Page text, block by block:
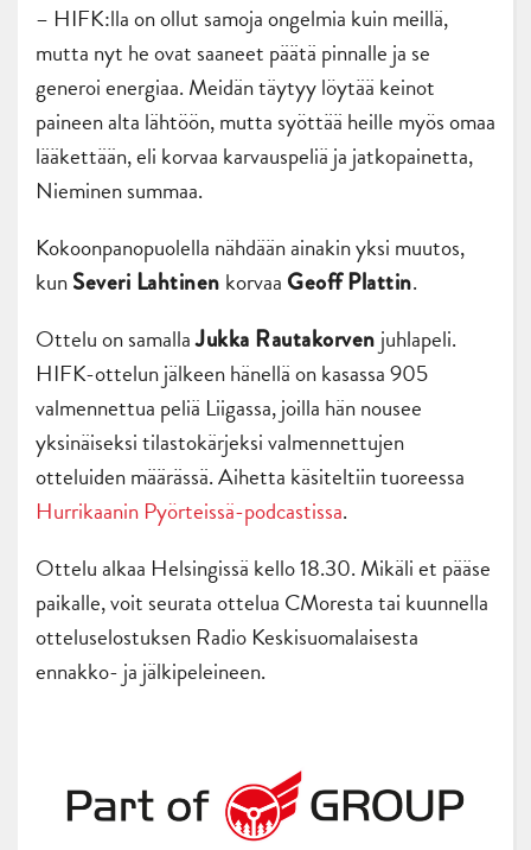
– HIFK:lla on ollut samoja ongelmia kuin meillä,
mutta nyt he ovat saaneet päätä pinnalle ja se
generoi energiaa. Meidän täytyy löytää keinot
paineen alta lähtöön, mutta syöttää heille myös omaa
lääkettään, eli korvaa karvauspeliä ja jatkopainetta,
Nieminen summaa.
Kokoonpanopuolella nähdään ainakin yksi muutos,
kunSeveri Lahtinen korvaaGeoff Plattin.
Ottelu on samallaJukka Rautakorven juhlapeli.
HIFK-ottelun jälkeen hänellä on kasassa 905
valmennettua peliä Liigassa, joilla hän nousee
yksinäiseksi tilastokärjeksi valmennettujen
otteluiden määrässä. Aihetta käsiteltiin tuoreessa
Hurrikaanin Pyörteissä-podcastissa.
Ottelu alkaa Helsingissä kello 18.30. Mikäli et pääse
paikalle, voit seurata ottelua CMoresta tai kuunnella
otteluselostuksen Radio Keskisuomalaisesta
ennakko- ja jälkipeleineen.